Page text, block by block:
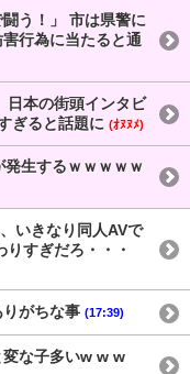
う！」 市は県警に
行為に当たると通
本の街頭インタビ
ぎると話題に (ｵﾇﾇﾒ)
発生するｗｗｗｗｗ
いきなり同人AVで
すぎだろ・・・
がちな事 (17:39)
変な子多いw w w